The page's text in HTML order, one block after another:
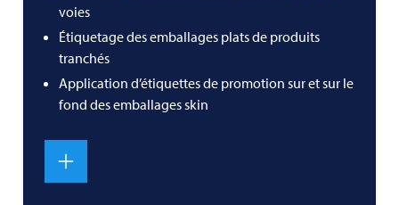
voies
Étiquetage des emballages plats de produits
tranchés
Application d’étiquettes de promotion sur et sur le
fond des emballages skin